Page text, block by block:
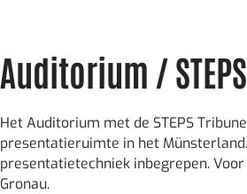
Auditorium /
Het Auditorium met de STEPS
presentatieruimte in het
presentatietechniek inbegrepen.
Gronau.